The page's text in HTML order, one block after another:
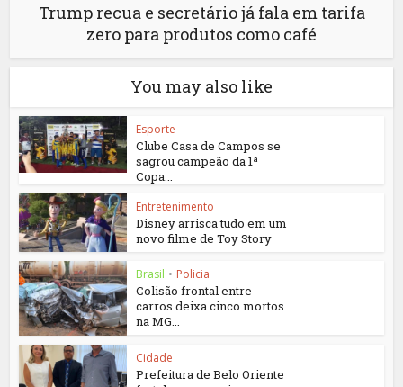
Trump recua e secretário já fala em tarifa
zero para produtos como café
You may also like
Esporte
Clube Casa de Campos se
sagrou campeão da 1ª
Copa...
Entretenimento
Disney arrisca tudo em um
novo filme de Toy Story
Brasil • Policia
Colisão frontal entre
carros deixa cinco mortos
na MG...
Cidade
Prefeitura de Belo Oriente